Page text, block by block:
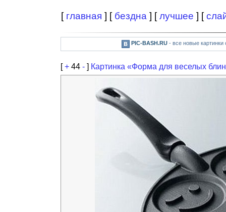
[ главная ] [ бездна ] [лучшее ] [
PIC-BASH.RU- все новые картинки
[+ 44 - ] Картинка «Форма для веселых